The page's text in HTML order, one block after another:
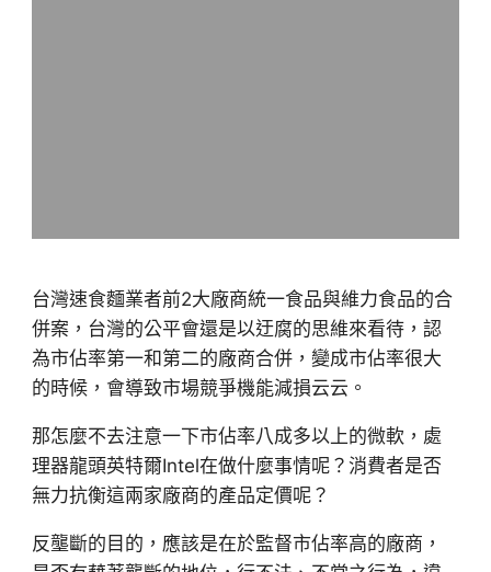
台灣速食麵業者前2大廠商統一食品與維力食品的合
併案，台灣的公平會還是以迂腐的思維來看待，認
為市佔率第一和第二的廠商合併，變成市佔率很大
的時候，會導致市場競爭機能減損云云。
那怎麼不去注意一下市佔率八成多以上的微軟，處
理器龍頭英特爾Intel在做什麼事情呢？消費者是否
無力抗衡這兩家廠商的產品定價呢？
反壟斷的目的，應該是在於監督市佔率高的廠商，